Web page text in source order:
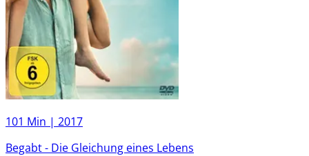
101 Min | 2017
Begabt - Die Gleichung eines Lebens